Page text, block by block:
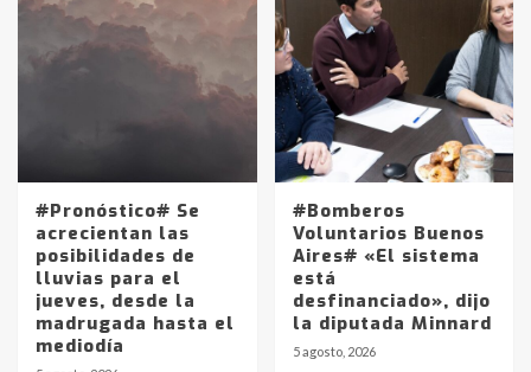
#Pronóstico# Se
acrecientan las
posibilidades de
lluvias para el
jueves, desde la
madrugada hasta el
mediodía
#Bomberos
Voluntarios Buenos
Aires# «El sistema
está
desfinanciado», dijo
la diputada Minnard
5 agosto, 2026